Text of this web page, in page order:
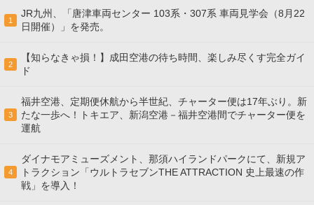
1
JR九州、「唐津車両センター 103系・307系 車両見学会（8月22
日開催）」を発売。
2
【知らなきゃ損！】成田空港の待ち時間、楽しみ尽くす完全ガイ
ド
3
福井空港、定期便休航から半世紀、チャーター便は17年ぶり。新
たな一歩へ！トキエア、新潟空港－福井空港間でチャーター便を
運航
4
ダイナモアミューズメント、那須ハイランドパークにて、新規ア
トラクション「ウルトラセブンTHE ATTRACTION 史上最速の作
戦」を導入！